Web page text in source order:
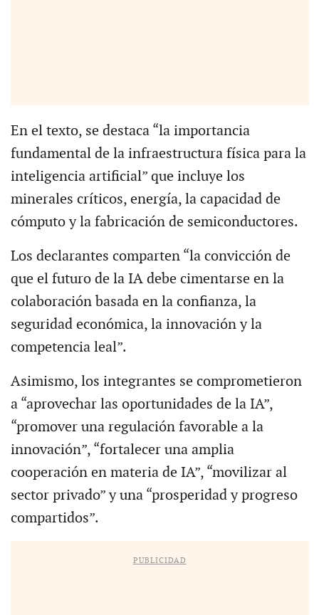
En el texto, se destaca “la importancia
fundamental de la infraestructura física para la
inteligencia artificial” que incluye los
minerales críticos, energía, la capacidad de
cómputo y la fabricación de semiconductores.
Los declarantes comparten “la convicción de
que el futuro de la IA debe cimentarse en la
colaboración basada en la confianza, la
seguridad económica, la innovación y la
competencia leal”.
Asimismo, los integrantes se comprometieron
a “aprovechar las oportunidades de la IA”,
“promover una regulación favorable a la
innovación”, “fortalecer una amplia
cooperación en materia de IA”, “movilizar al
sector privado” y una “prosperidad y progreso
compartidos”.
PUBLICIDAD